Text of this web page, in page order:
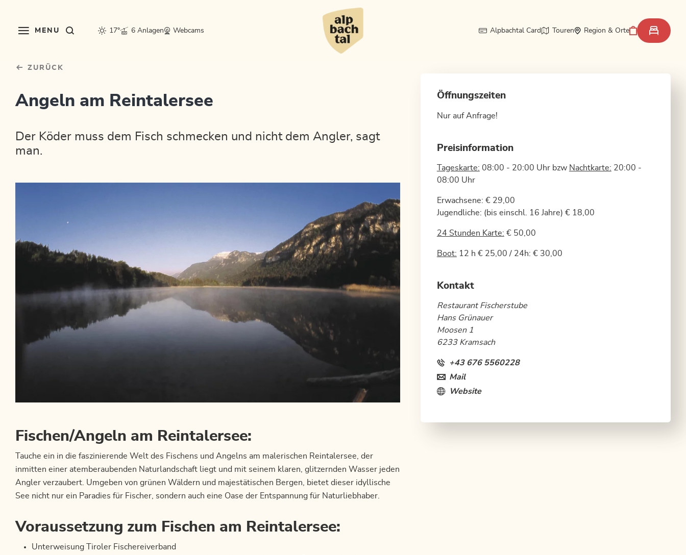
MENU 17° 6 Anlagen Webcams Alpbachtal Card Touren Region & Orte
ZURÜCK
Angeln am Reintalersee
Der Köder muss dem Fisch schmecken und nicht dem Angler, sagt
man.
Fischen/Angeln am Reintalersee:
Tauche ein in die faszinierende Welt des Fischens und Angelns am malerischen Reintalersee, der
inmitten einer atemberaubenden Naturlandschaft liegt und mit seinem klaren, glitzernden Wasser jeden
Angler verzaubert. Umgeben von grünen Wäldern und majestätischen Bergen, bietet dieser idyllische
See nicht nur ein Paradies für Fischer, sondern auch eine Oase der Entspannung für Naturliebhaber.
Voraussetzung zum Fischen am Reintalersee:
Unterweisung Tiroler Fischereiverband
Öffnungszeiten
Nur auf Anfrage!
Preisinformation
Tageskarte: 08:00 - 20:00 Uhr bzw Nachtkarte: 20:00 -
08:00 Uhr
Erwachsene: € 29,00
Jugendliche: (bis einschl. 16 Jahre) € 18,00
24 Stunden Karte: € 50,00
Boot: 12 h € 25,00 / 24h: € 30,00
Kontakt
Restaurant Fischerstube
Hans Grünauer
Moosen 1
6233 Kramsach
+43 676 5560228
Mail
Website